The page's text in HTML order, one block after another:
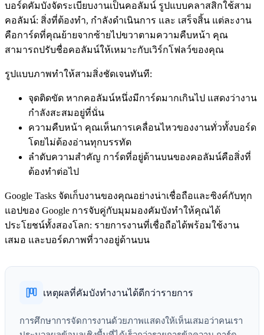
บอร์ดคัมบังจัดระเบียบงานเป็นคอลัมน์ รูปแบบคลาสสิกใช้สาม
คอลัมน์: สิ่งที่ต้องทำ, กำลังดำเนินการ และ เสร็จสิ้น แต่ละงาน
คือการ์ดที่คุณย้ายจากซ้ายไปขวาตามความคืบหน้า คุณ
สามารถปรับชื่อคอลัมน์ให้เหมาะกับเวิร์กโฟลว์ของคุณ
รูปแบบภาพทำให้สามสิ่งชัดเจนทันที:
จุดติดขัด หากคอลัมน์หนึ่งมีการ์ดมากเกินไป แสดงว่างาน
กำลังสะสมอยู่ที่นั่น
ความคืบหน้า คุณเห็นการเคลื่อนไหวของงานทั่วทั้งบอร์ด
โดยไม่ต้องอ่านทุกบรรทัด
ลำดับความสำคัญ การ์ดที่อยู่ด้านบนของคอลัมน์คือสิ่งที่
ต้องทำต่อไป
Google Tasks จัดเก็บงานของคุณอย่างน่าเชื่อถือและซิงค์กับทุก
แอปของ Google การจับคู่กับมุมมองคัมบังทำให้คุณได้
ประโยชน์ทั้งสองโลก: รายการงานที่เชื่อถือได้พร้อมใช้งาน
เสมอ และบอร์ดภาพที่วางอยู่ด้านบน
เหตุผลที่คัมบังทำงานได้ดีกว่ารายการ
การศึกษาการจัดการงานด้วยภาพแสดงให้เห็นเสมอว่าคนเรา